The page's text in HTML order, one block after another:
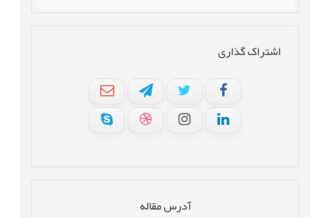
اشتراک گذاری
آدرس مقاله